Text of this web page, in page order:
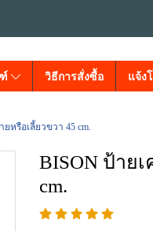
วิธีการสั่งซื้อ แจ้ง
หรือเลี้ยวขวา 45 cm.
BISON ป้าย
cm.